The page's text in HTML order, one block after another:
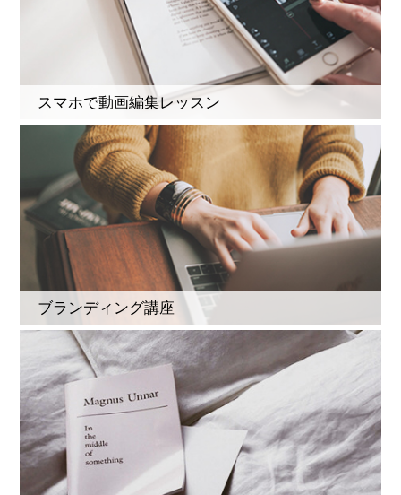
スマホで動画編集レッスン
ブランディング講座